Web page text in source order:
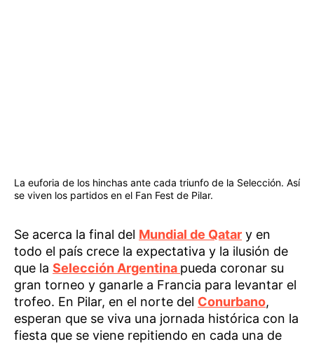
La euforia de los hinchas ante cada triunfo de la Selección. Así
se viven los partidos en el Fan Fest de Pilar.
Se acerca la final del Mundial de Qatar y en
todo el país crece la expectativa y la ilusión de
que la Selección Argentina pueda coronar su
gran torneo y ganarle a Francia para levantar el
trofeo. En Pilar, en el norte del Conurbano,
esperan que se viva una jornada histórica con la
fiesta que se viene repitiendo en cada una de